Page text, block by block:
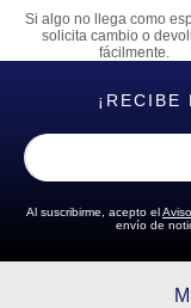
Si algo no llega como
solicita cambio o
fácilmente.
¡RECIBE
Al suscribirme, acepto el
envío de